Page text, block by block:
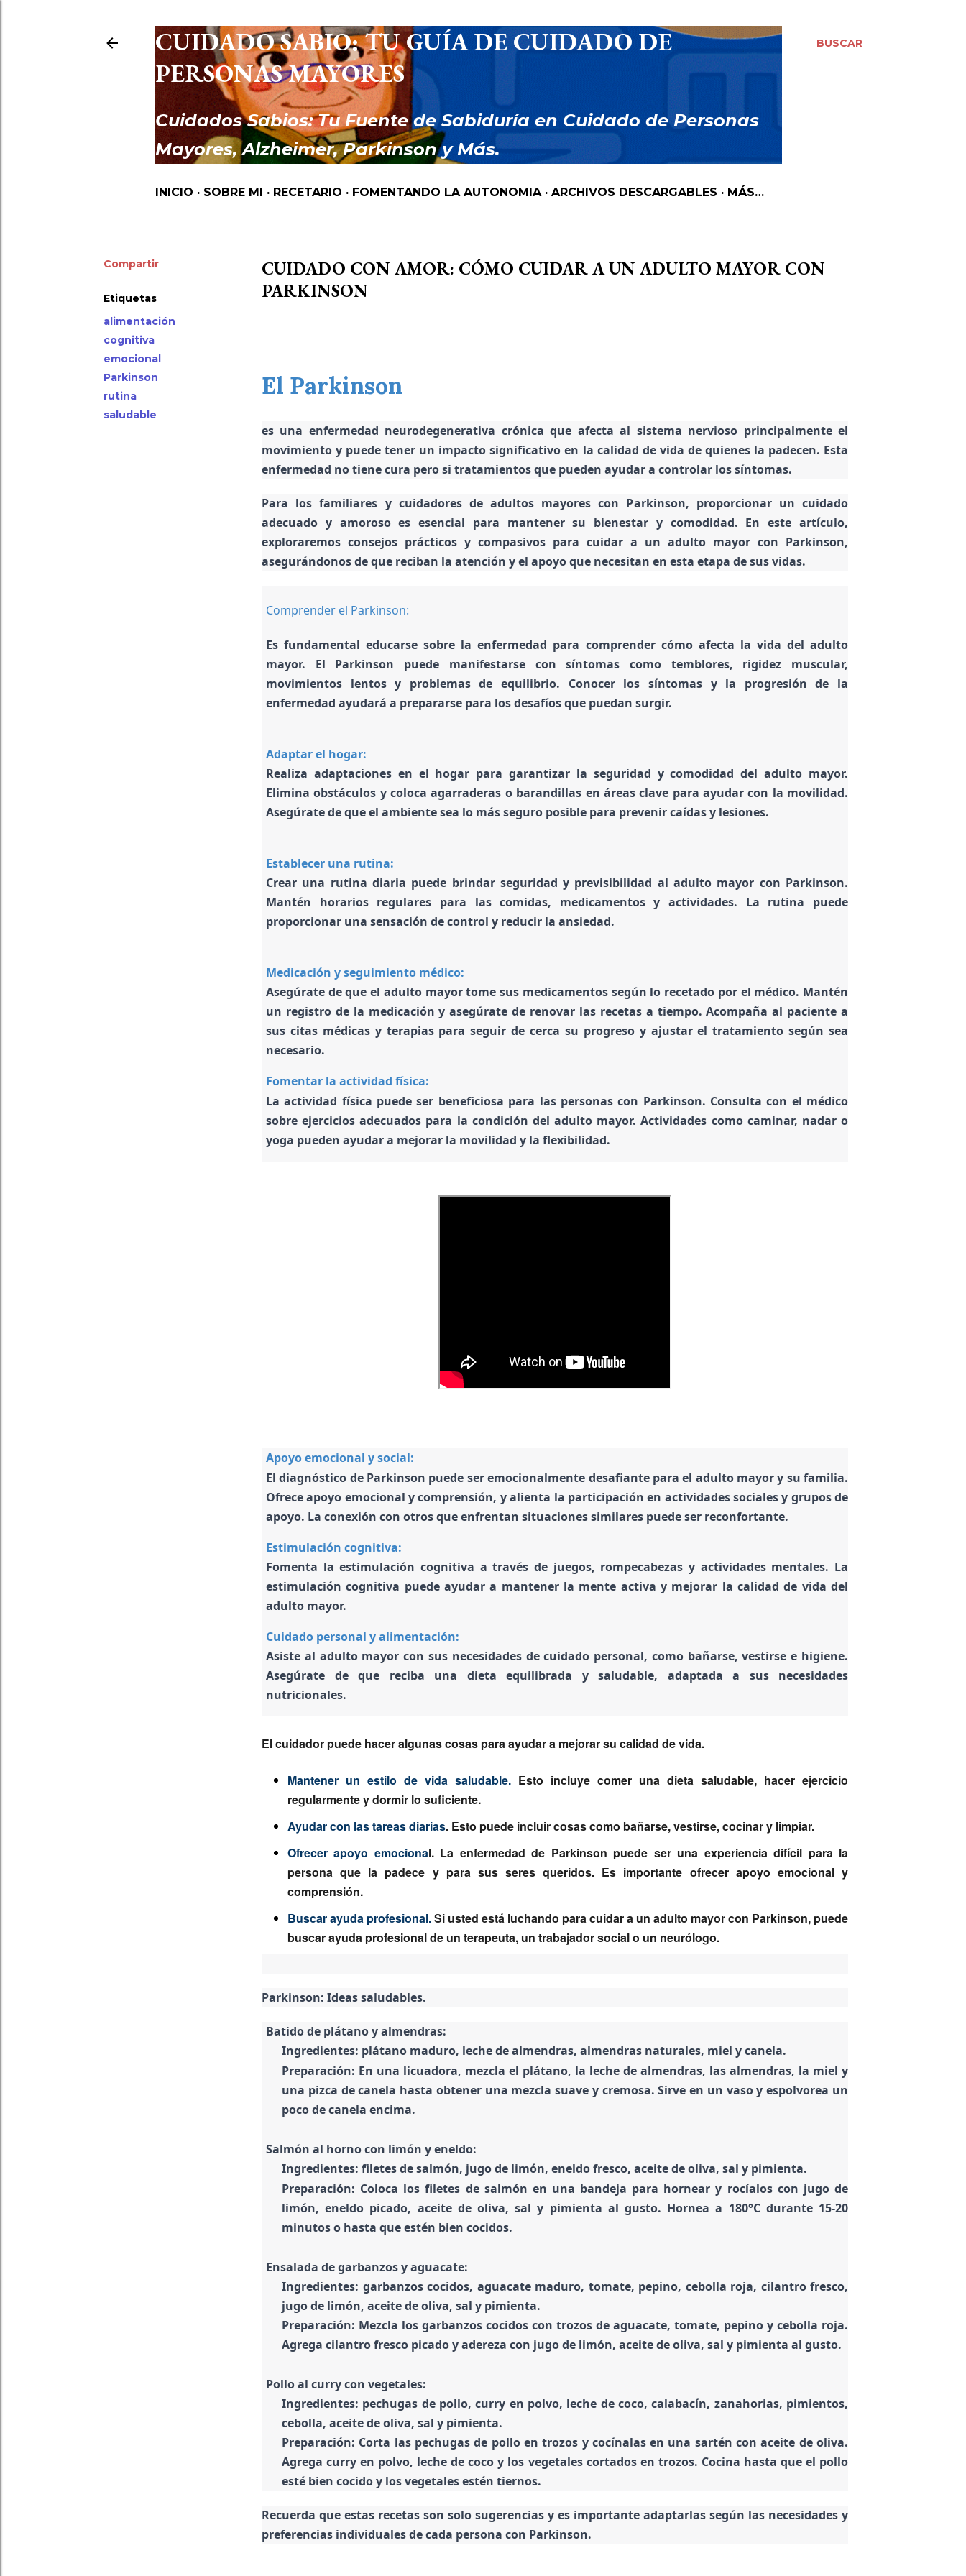
BUSCAR
CUIDADO SABIO: TU GUÍA DE CUIDADO DE
PERSONAS MAYORES
Cuidados Sabios: Tu Fuente de Sabiduría en Cuidado de Personas
Mayores, Alzheimer, Parkinson y Más.
INICIO SOBRE MI RECETARIO FOMENTANDO LA AUTONOMIA ARCHIVOS DESCARGABLES MÁS…
Compartir
Etiquetas
alimentación
cognitiva
emocional
Parkinson
rutina
saludable
CUIDADO CON AMOR: CÓMO CUIDAR A UN ADULTO MAYOR CON
PARKINSON
El Parkinson
es una enfermedad neurodegenerativa crónica que afecta al sistema nervioso principalmente el
movimientoy puede tener un impacto significativo en la calidad de vida de quienes la padecen. Esta
enfermedad no tiene cura pero si tratamientos que pueden ayudar a controlar los síntomas.
Para los familiares y cuidadores de adultos mayores con Parkinson, proporcionar un cuidado
adecuado y amoroso es esencial para mantener su bienestar y comodidad. En este artículo,
exploraremos consejos prácticos y compasivos para cuidar a un adulto mayor con Parkinson,
asegurándonos de que reciban la atención y el apoyo que necesitan en esta etapa de sus vidas.
Comprender el Parkinson:
Es fundamental educarse sobre la enfermedad para comprender cómo afecta la vida del adulto
mayor. El Parkinson puede manifestarse con síntomas como temblores, rigidez muscular,
movimientos lentos y problemas de equilibrio. Conocer los síntomas y la progresión de la
enfermedad ayudará a prepararse para los desafíos que puedan surgir.
Adaptar el hogar:
Realiza adaptaciones en el hogar para garantizar la seguridad y comodidad del adulto mayor.
Elimina obstáculos y coloca agarraderas o barandillas en áreas clave para ayudar con la movilidad.
Asegúrate de que el ambiente sea lo más seguro posible para prevenir caídas y lesiones.
Establecer una rutina:
Crear una rutina diaria puede brindar seguridad y previsibilidad al adulto mayor con Parkinson.
Mantén horarios regulares para las comidas, medicamentos y actividades. La rutina puede
proporcionar una sensación de control y reducir la ansiedad.
Medicación y seguimiento médico:
Asegúrate de que el adulto mayor tome sus medicamentos según lo recetado por el médico. Mantén
un registro de la medicación y asegúrate de renovar las recetas a tiempo. Acompaña al paciente a
sus citas médicas y terapias para seguir de cerca su progreso y ajustar el tratamiento según sea
necesario.
Fomentar la actividad física:
La actividad física puede ser beneficiosa para las personas con Parkinson. Consulta con el médico
sobre ejercicios adecuados para la condición del adulto mayor. Actividades como caminar, nadar o
yoga pueden ayudar a mejorar la movilidad y la flexibilidad.
Apoyo emocional y social:
El diagnóstico de Parkinson puede ser emocionalmente desafiante para el adulto mayor y su familia.
Ofrece apoyo emocional y comprensión, y alienta la participación en actividades sociales y grupos de
apoyo. La conexión con otros que enfrentan situaciones similares puede ser reconfortante.
Estimulación cognitiva:
Fomenta la estimulación cognitiva a través de juegos, rompecabezas y actividades mentales. La
estimulación cognitiva puede ayudar a mantener la mente activa y mejorar la calidad de vida del
adulto mayor.
Cuidado personal y alimentación:
Asiste al adulto mayor con sus necesidades de cuidado personal, como bañarse, vestirse e higiene.
Asegúrate de que reciba una dieta equilibrada y saludable, adaptada a sus necesidades
nutricionales.
El cuidador puede hacer algunas cosas para ayudar a mejorar su calidad de vida.
Mantener un estilo de vida saludable. Esto incluye comer una dieta saludable, hacer ejercicio
regularmente y dormir lo suficiente.
Ayudar con las tareas diarias. Esto puede incluir cosas como bañarse, vestirse, cocinar y limpiar.
Ofrecer apoyo emocional. La enfermedad de Parkinson puede ser una experiencia difícil para la
persona que la padece y para sus seres queridos. Es importante ofrecer apoyo emocional y
comprensión.
Buscar ayuda profesional.Si usted está luchando para cuidar a un adulto mayor con Parkinson, puede
buscar ayuda profesional de un terapeuta, un trabajador social o un neurólogo.
Parkinson: Ideas saludables.
Batido de plátano y almendras:
Ingredientes: plátano maduro, leche de almendras, almendras naturales, miel y canela.
Preparación: En una licuadora, mezcla el plátano, la leche de almendras, las almendras, la miel y
una pizca de canela hasta obtener una mezcla suave y cremosa. Sirve en un vaso y espolvorea un
poco de canela encima.
Salmón al horno con limón y eneldo:
Ingredientes: filetes de salmón, jugo de limón, eneldo fresco, aceite de oliva, sal y pimienta.
Preparación: Coloca los filetes de salmón en una bandeja para hornear y rocíalos con jugo de
limón, eneldo picado, aceite de oliva, sal y pimienta al gusto. Hornea a 180°C durante 15-20
minutos o hasta que estén bien cocidos.
Ensalada de garbanzos y aguacate:
Ingredientes: garbanzos cocidos, aguacate maduro, tomate, pepino, cebolla roja, cilantro fresco,
jugo de limón, aceite de oliva, sal y pimienta.
Preparación: Mezcla los garbanzos cocidos con trozos de aguacate, tomate, pepino y cebolla roja.
Agrega cilantro fresco picado y adereza con jugo de limón, aceite de oliva, sal y pimienta al gusto.
Pollo al curry con vegetales:
Ingredientes: pechugas de pollo, curry en polvo, leche de coco, calabacín, zanahorias, pimientos,
cebolla, aceite de oliva, sal y pimienta.
Preparación: Corta las pechugas de pollo en trozos y cocínalas en una sartén con aceite de oliva.
Agrega curry en polvo, leche de coco y los vegetales cortados en trozos. Cocina hasta que el pollo
esté bien cocido y los vegetales estén tiernos.
Recuerda que estas recetas son solo sugerencias y es importante adaptarlas según las necesidades y
preferencias individuales de cada persona con Parkinson.